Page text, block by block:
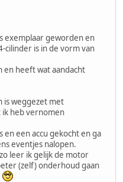
exemplaar geworden en
cilinder is in de vorm van
en heeft wat aandacht
is weggezet met
heb vernomen
en een accu gekocht en ga
eventjes nalopen.
leer ik gelijk de motor
(zelf) onderhoud gaan